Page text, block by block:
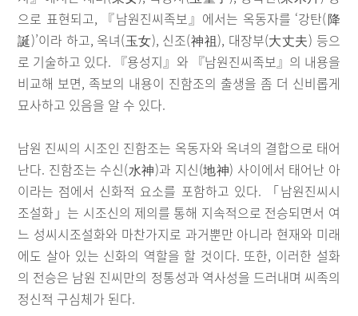
으로 표현되고, 『남원진씨족보』에서는 옥동자를 ‘강탄(降
誕)’이라 하고, 옥녀(玉女), 신조(神祖), 대장부(大丈夫) 등으
로 기술하고 있다. 『용성지』와 『남원진씨족보』의 내용을
비교해 보면, 족보의 내용이 진함조의 출생을 좀 더 신비롭게
묘사하고 있음을 알 수 있다.
남원 진씨의 시조인 진함조는 옥동자와 옥녀의 결합으로 태어
난다. 진함조는 수신(水神)과 지신(地神) 사이에서 태어난 아
이라는 점에서 신화적 요소를 포함하고 있다. 「남원진씨시
조설화」는 시조신의 제의를 통해 지속적으로 전승되면서 여
느 성씨시조설화와 마찬가지로 과거뿐만 아니라 현재와 미래
에도 살아 있는 신화의 역할을 할 것이다. 또한, 이러한 설화
의 전승은 남원 진씨만의 정통성과 역사성을 드러내며 씨족의
정신적 구심체가 된다.